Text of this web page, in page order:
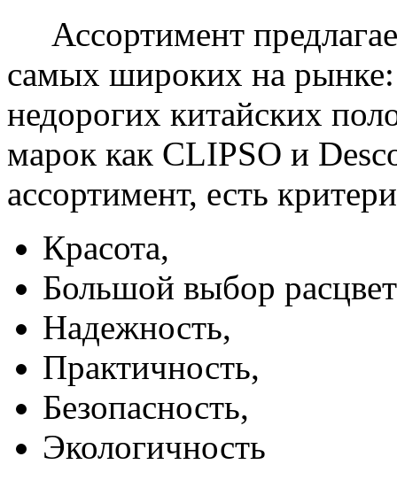
Ассортимент
самых широких на
недорогих китайских
марок как CLIPSO и
ассортимент, есть
Красота,
Большой выбор
Надежность,
Практичность,
Безопасность,
Экологичность